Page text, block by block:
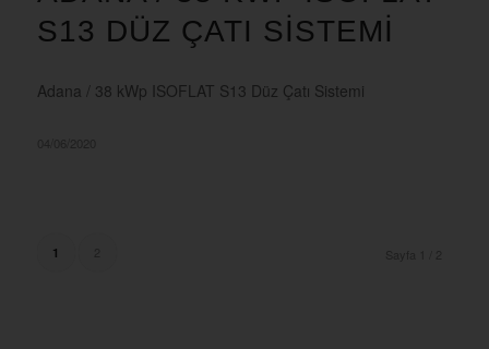
S13 DÜZ ÇATI SISTEMI
Adana / 38 kWp ISOFLAT S13 Düz Çatı Sistemi
1